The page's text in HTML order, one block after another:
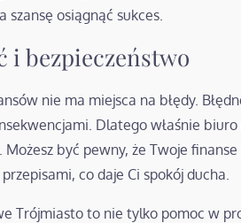
szansę osiągnąć sukces.
i bezpieczeństwo
nie ma miejsca na błędy.
Dlatego właśnie
być pewny, że Twoje
co daje Ci spokój ducha.
Trójmiasto to nie tylko pomoc w